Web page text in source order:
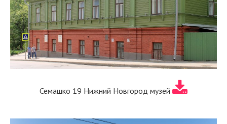
Семашко 19 Нижний Новгород музей